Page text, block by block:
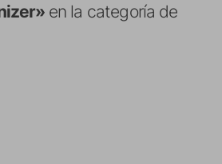
en la categoría de